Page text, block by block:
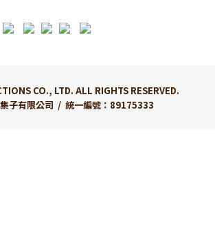
CO., LTD. ALL RIGHTS RESERVED.
子有限公司 / 統一編號：89175333